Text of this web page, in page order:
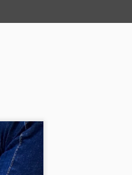
deniz. Devamlı araştırma
denilemeyecek kadar gelişen ve
Biz tüketiciler için ise tüm
bilgi kirliliği eklenince